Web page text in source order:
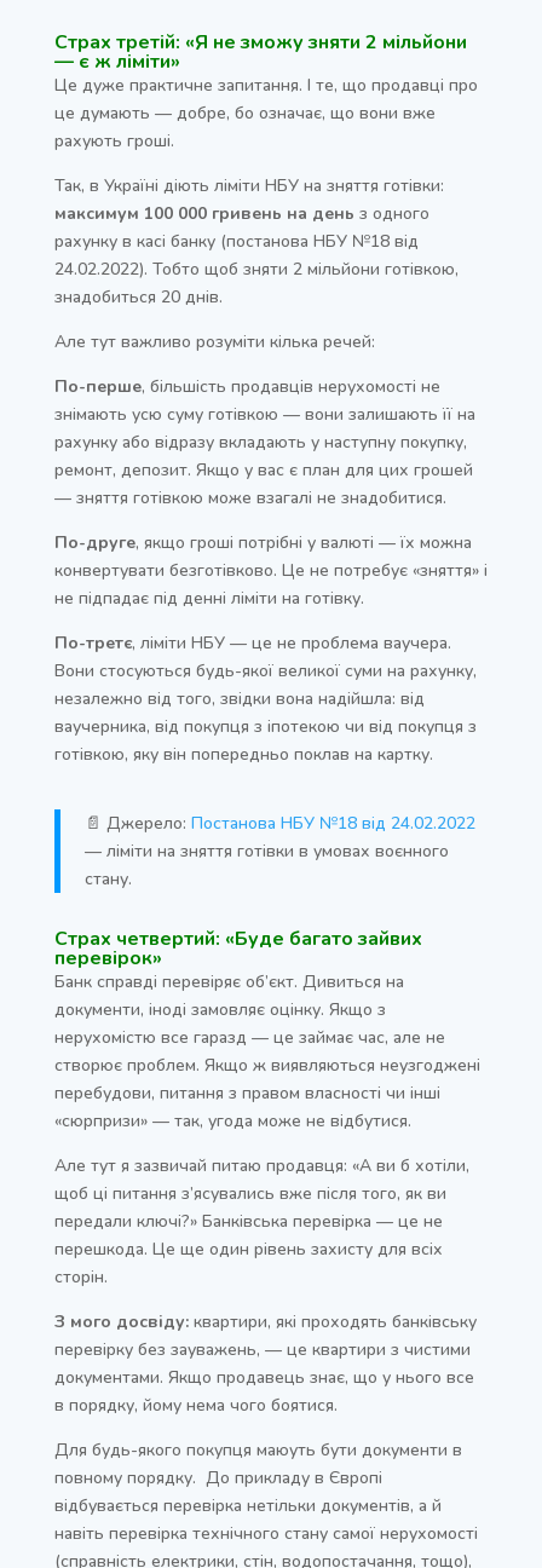
Страх третій: «Я не зможу зняти 2 мільйони
— є ж ліміти»
Це дуже практичне запитання. І те, що продавці про
це думають — добре, бо означає, що вони вже
рахують гроші.
Так, в Україні діють ліміти НБУ на зняття готівки:
максимум 100 000 гривень на день з одного
рахунку в касі банку (постанова НБУ №18 від
24.02.2022). Тобто щоб зняти 2 мільйони готівкою,
знадобиться 20 днів.
Але тут важливо розуміти кілька речей:
По-перше, більшість продавців нерухомості не
знімають усю суму готівкою — вони залишають її на
рахунку або відразу вкладають у наступну покупку,
ремонт, депозит. Якщо у вас є план для цих грошей
— зняття готівкою може взагалі не знадобитися.
По-друге, якщо гроші потрібні у валюті — їх можна
конвертувати безготівково. Це не потребує «зняття» і
не підпадає під денні ліміти на готівку.
По-третє, ліміти НБУ — це не проблема ваучера.
Вони стосуються будь-якої великої суми на рахунку,
незалежно від того, звідки вона надійшла: від
ваучерника, від покупця з іпотекою чи від покупця з
готівкою, яку він попередньо поклав на картку.
📄 Джерело: Постанова НБУ №18 від 24.02.2022
— ліміти на зняття готівки в умовах воєнного
стану.
Страх четвертий: «Буде багато зайвих
перевірок»
Банк справді перевіряє об’єкт. Дивиться на
документи, іноді замовляє оцінку. Якщо з
нерухомістю все гаразд — це займає час, але не
створює проблем. Якщо ж виявляються неузгоджені
перебудови, питання з правом власності чи інші
«сюрпризи» — так, угода може не відбутися.
Але тут я зазвичай питаю продавця: «А ви б хотіли,
щоб ці питання з’ясувались вже після того, як ви
передали ключі?» Банківська перевірка — це не
перешкода. Це ще один рівень захисту для всіх
сторін.
З мого досвіду:квартири, які проходять банківську
перевірку без зауважень, — це квартири з чистими
документами. Якщо продавець знає, що у нього все
в порядку, йому нема чого боятися.
Для будь-якого покупця маюуть бути документи в
повному порядку. До прикладу в Європі
відбувається перевірка нетільки документів, а й
навіть перевірка технічного стану самої нерухомості
(справність електрики, стін, водопостачання, тощо),